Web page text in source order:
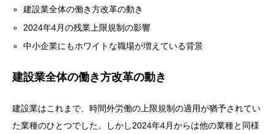
建設業全体の働き方改革の動き
2024年4月の残業上限規制の影響
中小企業にもホワイトな職場が増えている背景
建設業全体の働き方改革の動き
建設業はこれまで、時間外労働の上限規制の適用が猶予されてい
た業種のひとつでした。しかし2024年4月からは他の業種と同様